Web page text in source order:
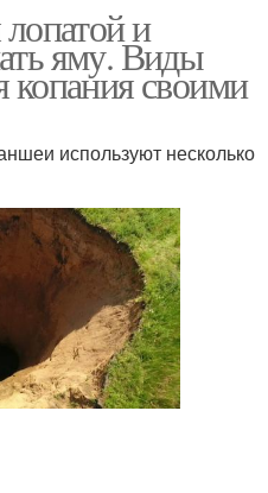
и
яму. Виды
копания своими
используют несколько